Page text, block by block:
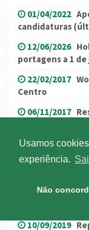
Usamos
experiência.
Não
01/04/2022
candidaturas
12/06/2026
portagens a 1
22/02/2017
Centro
06/11/2017
10/07/2017
parcial
10/09/2019